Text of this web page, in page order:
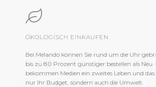
ÖKOLOGISCH EINKAUFEN
Bei Melando können Sie rund um die Uhr
bis zu 80 Prozent günstiger bestellen als
bekommen Medien ein zweites Leben und
nur Ihr Budget, sondern auch die Umwelt.